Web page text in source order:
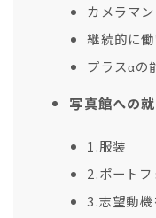
カメラマ
継続的に
プラスαの
写真館への
1.服装
2.ポート
3.志望動機